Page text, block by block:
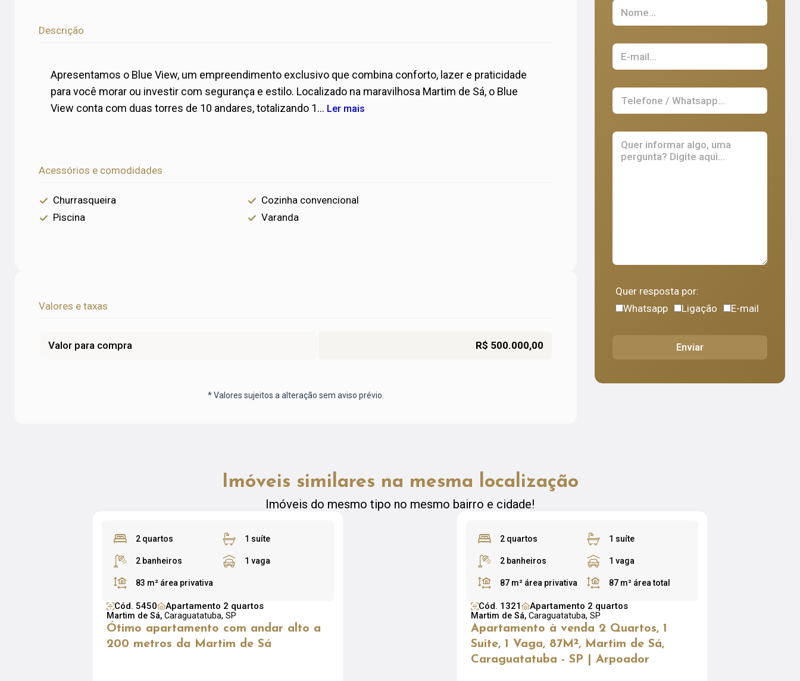
Descrição
Apresentamos o Blue View, um empreendimento exclusivo que combina conforto, lazer e praticidade
para você morar ou investir com segurança e estilo. Localizado na maravilhosa Martim de Sá, o Blue
View conta com duas torres de 10 andares, totalizando 1... Ler mais
Acessórios e comodidades
Churrasqueira
Cozinha convencional
Piscina
Varanda
Valores e taxas
Valor para compra R$ 500.000,00
* Valores sujeitos a alteração sem aviso prévio.
Quer resposta por:
Whatsapp
Ligação E-mail
Enviar
Imóveis similares na mesma localização
Imóveis do mesmo tipo no mesmo bairro e cidade!
2 quartos 1 suíte
2 banheiros 1 vaga
83 m² área privativa
Cód. 5450 Apartamento 2 quartos
Martim de Sá, Caraguatatuba, SP
Ótimo apartamento com andar alto a
200 metros da Martim de Sá
2 quartos 1 suíte
2 banheiros 1 vaga
87 m² área privativa 87 m² área total
Cód. 1321 Apartamento 2 quartos
Martim de Sá, Caraguatatuba, SP
Apartamento à venda 2 Quartos, 1
Suite, 1 Vaga, 87M², Martim de Sá,
Caraguatatuba - SP | Arpoador